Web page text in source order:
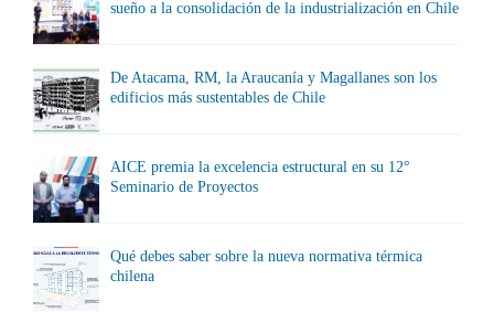
sueño a la consolidación de la industrialización en Chile
De Atacama, RM, la Araucanía y Magallanes son los
edificios más sustentables de Chile
AICE premia la excelencia estructural en su 12°
Seminario de Proyectos
Qué debes saber sobre la nueva normativa térmica
chilena